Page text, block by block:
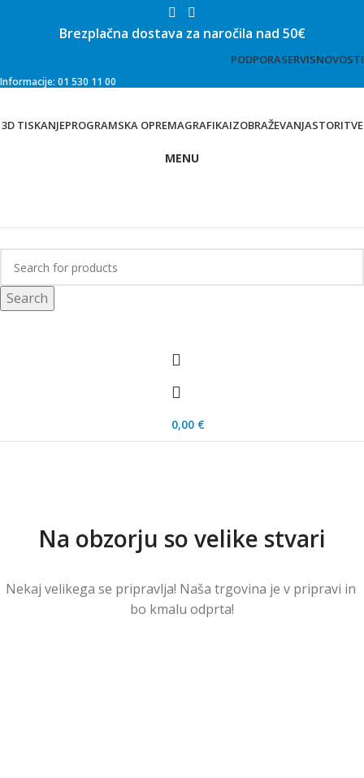
Brezplačna dostava za naročila nad 50€
PODPORASERVISNOVOSTI
Informacije: 01 530 11 00
3D TISKANJEPROGRAMSKA OPREMAGRAFIKAIZOBRAŽEVANJASTORITVE
MENU
Search
0,00 €
Na obzorju so velike stvari
Nekaj ​​velikega se pripravlja! Naša trgovina je v pripravi in ​​
bo kmalu odprta!